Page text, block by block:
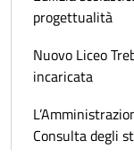
progettualità
Nuovo Liceo
incaricata
Consulta degli